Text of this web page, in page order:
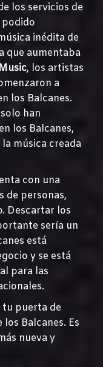
los servicios de
podido
inédita de
que aumentaba
, los artistas
a
los Balcanes.
han
los Balcanes,
música creada
con una
de personas,
Descartar los
sería un
está
y se está
para las
tu puerta de
Balcanes. Es
nueva y